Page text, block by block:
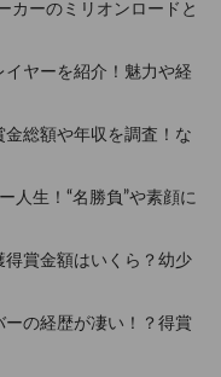
カーのミリオンロードと
ヤーを紹介！魅力や経
金総額や年収を調査！な
人生！“名勝負”や素顔に
賞金額はいくら？幼少
の経歴が凄い！？得賞